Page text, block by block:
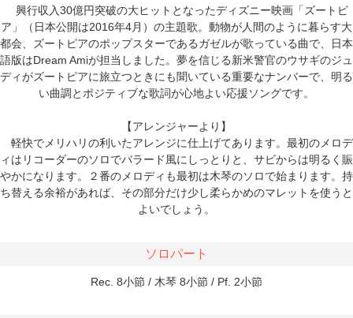
興行収入30億円突破の大ヒットとなったディズニー映画「ズートピ
ア」（日本公開は2016年4月）の主題歌。動物が人間のように暮らす大
都会、ズートピアのポップスターであるガゼルが歌っている曲で、日本
語版はDream Amiが担当しました。夢を信じる新米警官のウサギのジュ
ディがズートピアに旅立つときにも聞いている重要なナンバーで、明る
い曲調とポジティブな歌詞が心地よい応援ソングです。
【アレンジャーより】
軽快でメリハリの利いたアレンジに仕上げてあります。最初のメロデ
ィはリコーダーのソロでバラード風にしっとりと、サビからは明るく賑
やかになります。２番のメロディも最初は木琴のソロで始まります。持
ち替える余裕があれば、その部分だけ少し柔らかめのマレットを使うと
よいでしょう。
ソロパート
Rec. 8小節 / 木琴 8小節 / Pf. 2小節